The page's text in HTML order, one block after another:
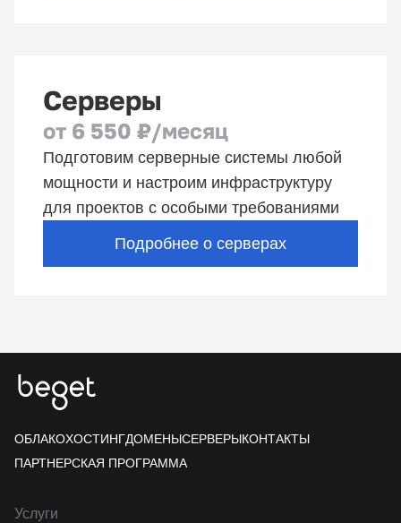
Серверы
от 6 550 ₽/месяц
Подготовим серверные системы любой
мощности и настроим инфраструктуру
для проектов с особыми требованиями
Подробнее о серверах
ОБЛАКОХОСТИНГДОМЕНЫСЕРВЕРЫКОНТАКТЫ
ПАРТНЕРСКАЯ ПРОГРАММА
Услуги